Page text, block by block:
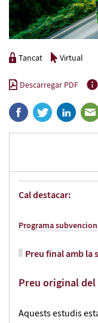
Tancat Virtual
Descarregar PDF
Cal destacar:
Programa
Preu final amb la
Preu original del
Aquests estudis